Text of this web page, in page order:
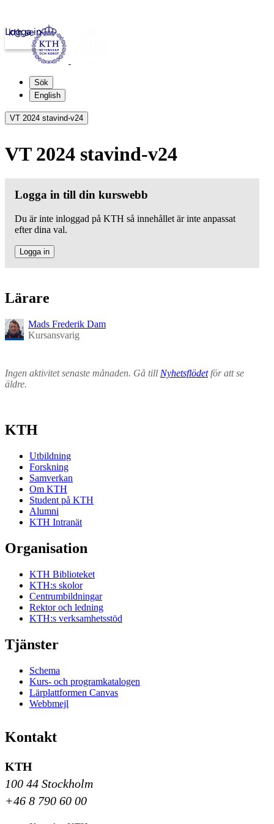
kth.se
Logga in
Sök
English
VT 2024 stavind-v24
VT 2024 stavind-v24
Logga in till din kurswebb
Du är inte inloggad på KTH så innehållet är inte anpassat
efter dina val.
Logga in
Lärare
Mads Frederik Dam
Kursansvarig
Ingen aktivitet senaste månaden. Gå till Nyhetsflödetför att se
äldre.
KTH
Utbildning
Forskning
Samverkan
Om KTH
Student på KTH
Alumni
KTH Intranät
Organisation
KTH Biblioteket
KTH:s skolor
Centrumbildningar
Rektor och ledning
KTH:s verksamhetsstöd
Tjänster
Schema
Kurs- och programkatalogen
Lärplattformen Canvas
Webbmejl
Kontakt
KTH
100 44 Stockholm
+46 8 790 60 00